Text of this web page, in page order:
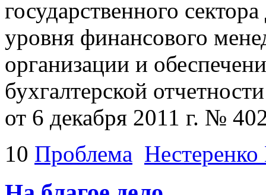
государственного
уровня финансового
организации и
бухгалтерской
от 6 декабря 2011 г. №
10 Проблема